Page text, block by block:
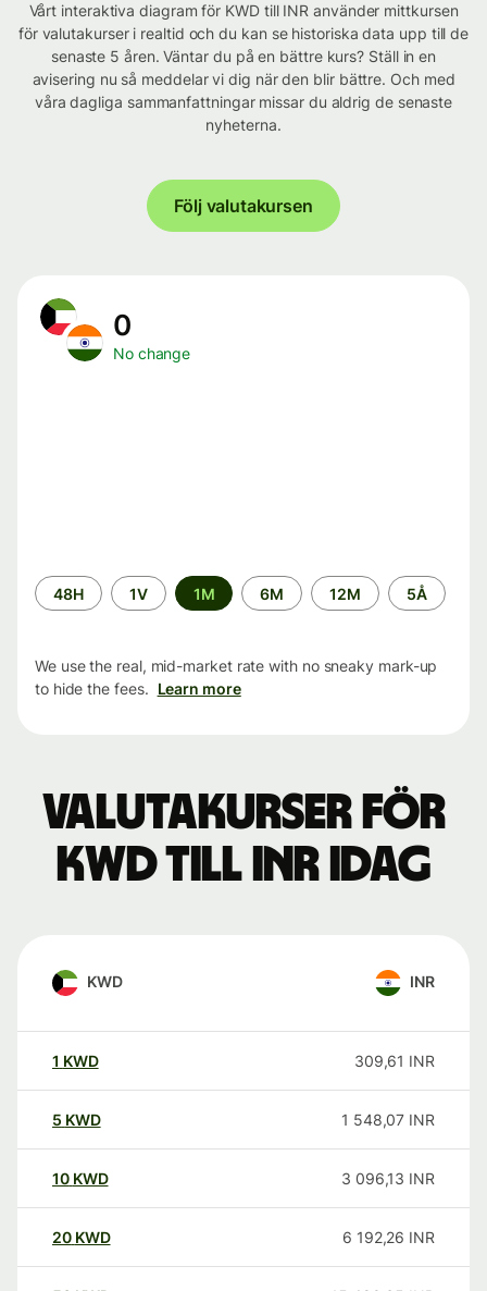
Vårt interaktiva diagram för KWD till INR använder mittkursen
för valutakurser i realtid och du kan se historiska data upp till de
senaste 5 åren. Väntar du på en bättre kurs? Ställ in en
avisering nu så meddelar vi dig när den blir bättre. Och med
våra dagliga sammanfattningar missar du aldrig de senaste
nyheterna.
Följ valutakursen
0
No change
Time
period
48H 1V 1M 6M 12M 5Å
We use the real, mid-market rate with no sneaky mark-up
to hide the fees. Learn more
Valutakurser för
KWD till INR idag
KWD INR
1 KWD 309,61 INR
5 KWD 1 548,07 INR
10 KWD 3 096,13 INR
20 KWD 6 192,26 INR